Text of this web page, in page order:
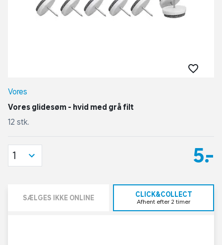
Vores
Vores glidesøm - hvid med grå filt
12 stk.
5,-
1
SÆLGES IKKE ONLINE CLICK&COLLECT
Afhent efter 2 timer